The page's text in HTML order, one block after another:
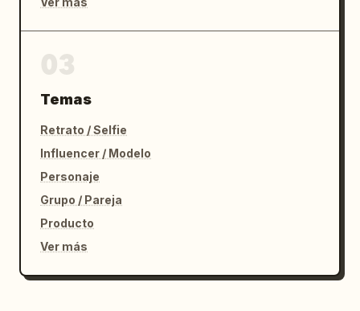
Temas
Retrato / Selfie
Influencer / Modelo
Personaje
Grupo / Pareja
Producto
Ver más